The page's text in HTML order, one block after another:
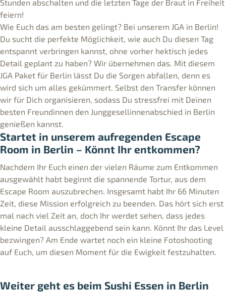
Stunden abschalten und die letzten Tage der Braut in Freiheit
feiern!
Wie Euch das am besten gelingt? Bei unserem JGA in Berlin!
Du sucht die perfekte Möglichkeit, wie auch Du diesen Tag
entspannt verbringen kannst, ohne vorher hektisch jedes
Detail geplant zu haben? Wir übernehmen das. Mit diesem
JGA Paket für Berlin lässt Du die Sorgen abfallen, denn es
wird sich um alles gekümmert. Selbst den Transfer können
wir für Dich organisieren, sodass Du stressfrei mit Deinen
besten Freundinnen den Junggesellinnenabschied in Berlin
genießen kannst.
Startet in unserem aufregenden Escape
Room in Berlin – Könnt Ihr entkommen?
Nachdem Ihr Euch einen der vielen Räume zum Entkommen
ausgewählt habt beginnt die spannende Tortur, aus dem
Escape Room auszubrechen. Insgesamt habt Ihr 66 Minuten
Zeit, diese Mission erfolgreich zu beenden. Das hört sich erst
mal nach viel Zeit an, doch Ihr werdet sehen, dass jedes
kleine Detail ausschlaggebend sein kann. Könnt Ihr das Level
bezwingen? Am Ende wartet noch ein kleine Fotoshooting
auf Euch, um diesen Moment für die Ewigkeit festzuhalten.
Weiter geht es beim Sushi Essen in Berlin